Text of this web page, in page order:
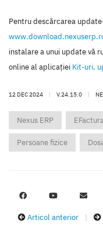
Pentru descărcarea
instalare a unui update vă
online al aplicaţiei Kit-uri,
12 DEC 2024 | V.24.15.0 |
Nexus ERP
Persoane fizice
Articol anterior